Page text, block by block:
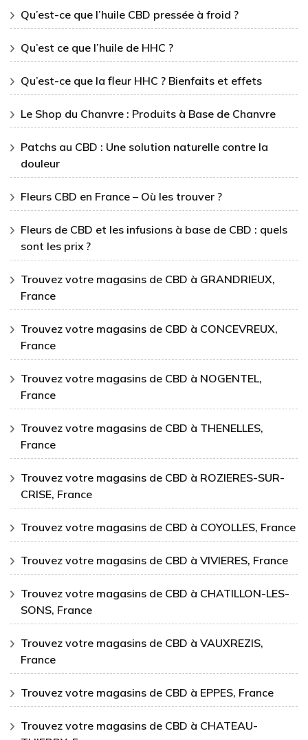
Qu’est-ce que l’huile CBD pressée à froid ?
Qu’est ce que l’huile de HHC ?
Qu’est-ce que la fleur HHC ? Bienfaits et effets
Le Shop du Chanvre : Produits à Base de Chanvre
Patchs au CBD : Une solution naturelle contre la
douleur
Fleurs CBD en France – Où les trouver ?
Fleurs de CBD et les infusions à base de CBD : quels
sont les prix ?
Trouvez votre magasins de CBD à GRANDRIEUX,
France
Trouvez votre magasins de CBD à CONCEVREUX,
France
Trouvez votre magasins de CBD à NOGENTEL,
France
Trouvez votre magasins de CBD à THENELLES,
France
Trouvez votre magasins de CBD à ROZIERES-SUR-
CRISE, France
Trouvez votre magasins de CBD à COYOLLES, France
Trouvez votre magasins de CBD à VIVIERES, France
Trouvez votre magasins de CBD à CHATILLON-LES-
SONS, France
Trouvez votre magasins de CBD à VAUXREZIS,
France
Trouvez votre magasins de CBD à EPPES, France
Trouvez votre magasins de CBD à CHATEAU-